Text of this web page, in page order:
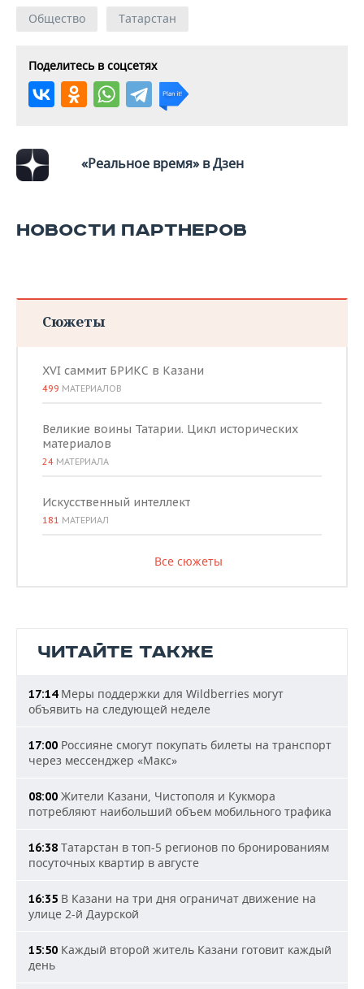
Общество Татарстан
Поделитесь в соцсетях
«Реальное время» в Дзен
НОВОСТИ ПАРТНЕРОВ
Сюжеты
XVI саммит БРИКС в Казани
499 МАТЕРИАЛОВ
Великие воины Татарии. Цикл исторических
материалов
24 МАТЕРИАЛА
Искусственный интеллект
181 МАТЕРИАЛ
Все сюжеты
ЧИТАЙТЕ ТАКЖЕ
17:14Меры поддержки для Wildberries могут
объявить на следующей неделе
17:00 Россияне смогут покупать билеты на транспорт
через мессенджер «Макс»
08:00 Жители Казани, Чистополя и Кукмора
потребляют наибольший объем мобильного трафика
16:38 Татарстан в топ-5 регионов по бронированиям
посуточных квартир в августе
16:35 В Казани на три дня ограничат движение на
улице 2-й Даурской
15:50 Каждый второй житель Казани готовит каждый
день